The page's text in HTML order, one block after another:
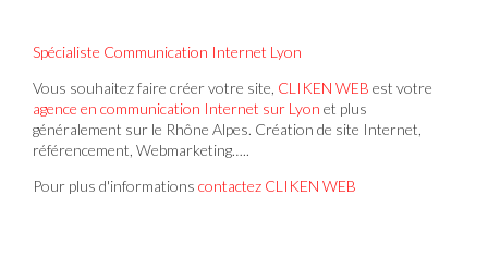
Spécialiste Communication Internet Lyon
Vous souhaitez faire créer votre site, CLIKEN WEB est votre
agence en communication Internet sur Lyon et plus
généralement sur le Rhône Alpes. Création de site Internet,
référencement, Webmarketing…..
Pour plus d'informations contactez CLIKEN WEB